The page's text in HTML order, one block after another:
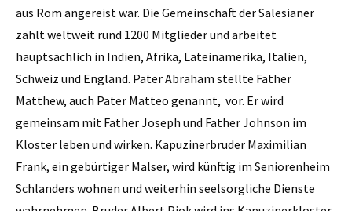
aus Rom angereist war. Die Gemeinschaft der Salesianer
zählt weltweit rund 1200 Mitglieder und arbeitet
hauptsächlich in Indien, Afrika, Lateinamerika, Italien,
Schweiz und England. Pater Abraham stellte Father
Matthew, auch Pater Matteo genannt, vor. Er wird
gemeinsam mit Father Joseph und Father Johnson im
Kloster leben und wirken. Kapuzinerbruder Maximilian
Frank, ein gebürtiger Malser, wird künftig im Seniorenheim
Schlanders wohnen und weiterhin seelsorgliche Dienste